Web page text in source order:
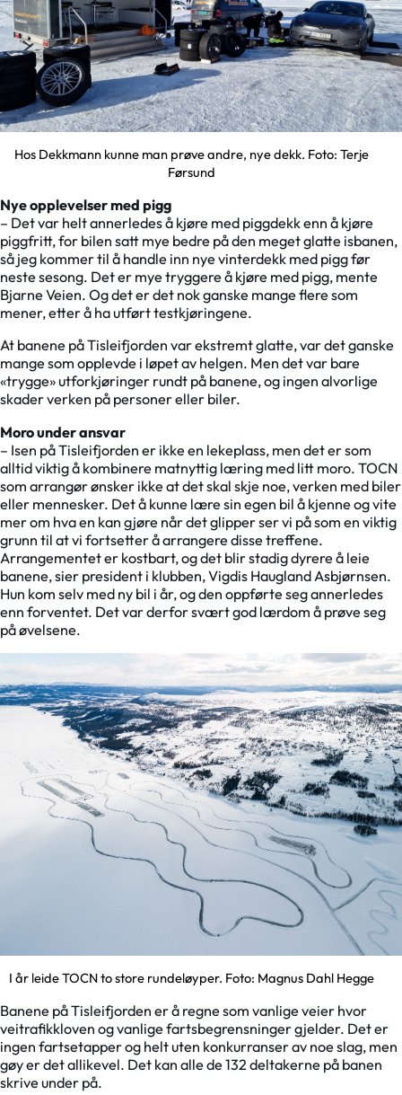
Hos Dekkmann kunne man prøve andre, nye dekk. Foto: Terje
Førsund
Nye opplevelser med pigg
– Det var helt annerledes å kjøre med piggdekk enn å kjøre
piggfritt, for bilen satt mye bedre på den meget glatte isbanen,
så jeg kommer til å handle inn nye vinterdekk med pigg før
neste sesong. Det er mye tryggere å kjøre med pigg, mente
Bjarne Veien. Og det er det nok ganske mange flere som
mener, etter å ha utført testkjøringene.
At banene på Tisleifjorden var ekstremt glatte, var det ganske
mange som opplevde i løpet av helgen. Men det var bare
«trygge» utforkjøringer rundt på banene, og ingen alvorlige
skader verken på personer eller biler.
Moro under ansvar
– Isen på Tisleifjorden er ikke en lekeplass, men det er som
alltid viktig å kombinere matnyttig læring med litt moro. TOCN
som arrangør ønsker ikke at det skal skje noe, verken med biler
eller mennesker. Det å kunne lære sin egen bil å kjenne og vite
mer om hva en kan gjøre når det glipper ser vi på som en viktig
grunn til at vi fortsetter å arrangere disse treffene.
Arrangementet er kostbart, og det blir stadig dyrere å leie
banene, sier president i klubben, Vigdis Haugland Asbjørnsen.
Hun kom selv med ny bil i år, og den oppførte seg annerledes
enn forventet. Det var derfor svært god lærdom å prøve seg
på øvelsene.
I år leide TOCN to store rundeløyper. Foto: Magnus Dahl Hegge
Banene på Tisleifjorden er å regne som vanlige veier hvor
veitrafikkloven og vanlige fartsbegrensninger gjelder. Det er
ingen fartsetapper og helt uten konkurranser av noe slag, men
gøy er det allikevel. Det kan alle de 132 deltakerne på banen
skrive under på.